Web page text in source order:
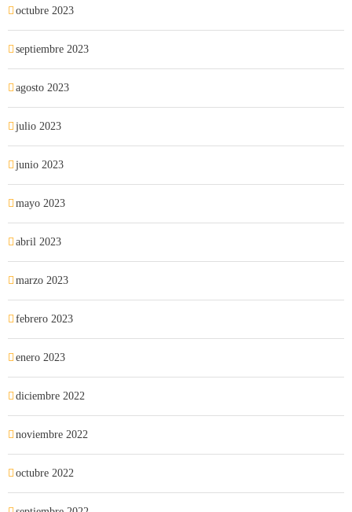
octubre 2023
septiembre 2023
agosto 2023
julio 2023
junio 2023
mayo 2023
abril 2023
marzo 2023
febrero 2023
enero 2023
diciembre 2022
noviembre 2022
octubre 2022